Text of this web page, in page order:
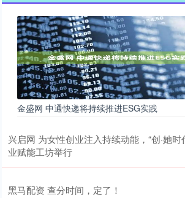
金盛网 中通快递将持续推进ESG实践
兴启网 为女性创业注入持续动能，“创·她时
业赋能工坊举行
黑马配资 查分时间，定了！